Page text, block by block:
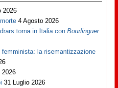
2026
4 Agosto 2026
torna in Italia conBourlinguer
femminista: la risemantizzazione
2026
31 Luglio 2026